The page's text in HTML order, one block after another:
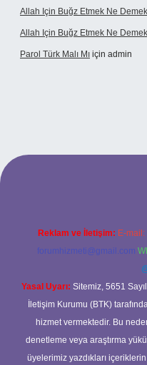
Allah Için Buğz Etmek Ne
Allah Için Buğz Etmek Ne
Parol Türk Malı Mı için admin
Reklam ve İletişim: E-mail:
forumhizmeti@gmail.com
Yasal Uyarı: Sitemiz, 5651
İletişim Kurumu (BTK)
hizmet vermektedir. Bu
denetleme veya araştırma
üyelerimiz yazdıkları